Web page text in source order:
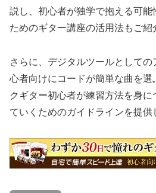
説し、初心者が独学で抱える可能
ためのギター講座の活用法もご紹
さらに、デジタルツールとして
心者向けにコードが簡単な曲を選
クギター初心者が練習方法を身
ていくためのガイドラインを提供